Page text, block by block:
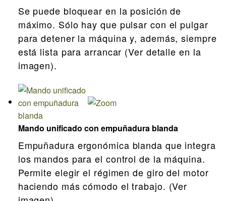
Se puede bloquear en la posición de
máximo. Sólo hay que pulsar con el pulgar
para detener la máquina y, además, siempre
está lista para arrancar (Ver detalle en la
imagen).
Mando unificado con empuñadura blanda
Empuñadura ergonómica blanda que integra
los mandos para el control de la máquina.
Permite elegir el régimen de giro del motor
haciendo más cómodo el trabajo. (Ver